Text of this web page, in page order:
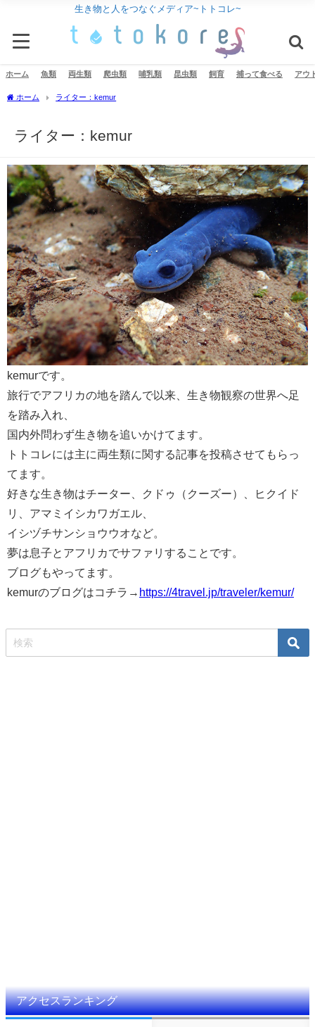
生き物と人をつなぐメディア~トトコレ~
ホーム 魚類 両生類 爬虫類 哺乳類 昆虫類 飼育 捕って食べる アウ
ホーム ライター：kemur
ライター：kemur
kemurです。
旅行でアフリカの地を踏んで以来、 生き物観察の世界へ足
を踏み入れ、
国内外問わず生き物を追いかけてます。
トトコレには主に両生類に関する記事を投稿させてもらっ
てます。
好きな生き物はチーター、クドゥ（クーズー）、ヒクイド
リ、 アマミイシカワガエル、
イシヅチサンショウウオなど。
夢は息子とアフリカでサファリすることです。
ブログもやってます。
kemurのブログはコチラ→ https://4travel.jp/traveler/kemur/
アクセスランキング